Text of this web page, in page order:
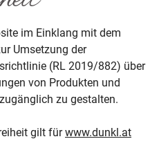
im Einklang mit dem
Umsetzung der
(RL 2019/882) über
von Produkten und
zu gestalten.
gilt fürwww.dunkl.at